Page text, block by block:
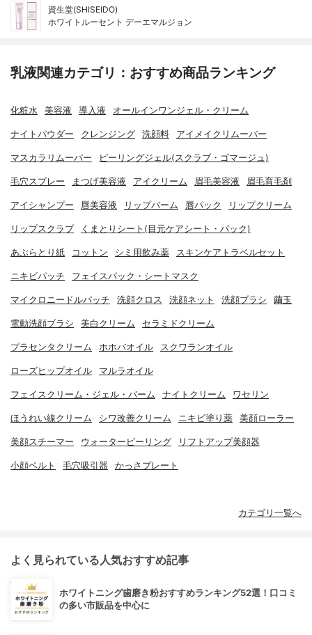
資生堂(SHISEIDO)
ホワイトルーセント デーエマルジョン
乳液関連カテゴリ：おすすめ商品ランキング
化粧水 美容液 導入液 オールインワンジェル・クリーム
ナイトパウダー クレンジング 洗顔料 アイメイクリムーバー
マスカラリムーバー ピーリングジェル(スクラブ・ゴマージュ)
毛穴スプレー まつげ美容液 アイクリーム 眉毛美容液 眉毛育毛剤
アイシャンプー 唇美容液 リップバーム 唇パック リップクリーム
リップスクラブ くまとりシート(目元ケアシート・パック)
あぶらとり紙 コットン シミ用飲み薬 スキンケアトラベルセット
ニキビパッチ フェイスパック・シートマスク
マイクロニードルパッチ 洗顔クロス 洗顔ネット 洗顔ブラシ 繭玉
電動洗顔ブラシ 美白クリーム セラミドクリーム
プラセンタクリーム ホホバオイル スクワランオイル
ローズヒップオイル マルラオイル
フェイスクリーム・ジェル・バーム ナイトクリーム ワセリン
ほうれい線クリーム シワ改善クリーム ニキビ塗り薬 美顔ローラー
美顔スチーマー ウォーターピーリング リフトアップ美顔器
小顔ベルト 毛穴吸引器 かっさプレート
カテゴリ一覧へ
よく見られている人気おすすめ記事
ホワイトニング歯磨き粉おすすめランキング52選！口コミ
の多い市販品を中心に